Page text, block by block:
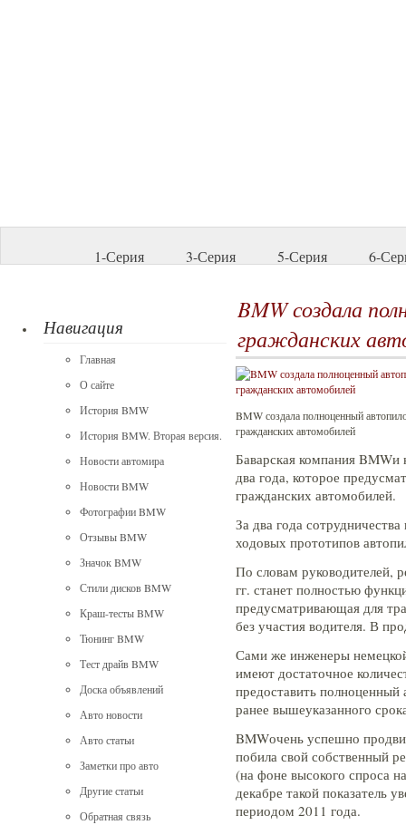
1-Серия 3-Серия 5-Серия 6-
Навигация
Главная
О сайте
История BMW
История BMW. Вторая версия.
Новости автомира
Новости BMW
Фотографии BMW
Отзывы BMW
Значок BMW
Стили дисков BMW
Краш-тесты BMW
Тюнинг BMW
Тест драйв BMW
Доска объявлений
Авто новости
Авто статьи
Заметки про авто
Другие статьи
Обратная связь
BMW создала
гражданских
BMW создала полноценный
гражданских автомобилей
Баварская компания BMWи
два года, которое
гражданских автомобилей.
За два года
ходовых прототипов
По словам руководителей,
гг. станет полностью
предусматривающая для
без участия водителя. В
Сами же инженеры
имеют достаточное
предоставить
ранее вышеуказанного
BMWочень успешно
побила свой собственный
(на фоне высокого спроса
декабре такой показатель
периодом 2011 года.